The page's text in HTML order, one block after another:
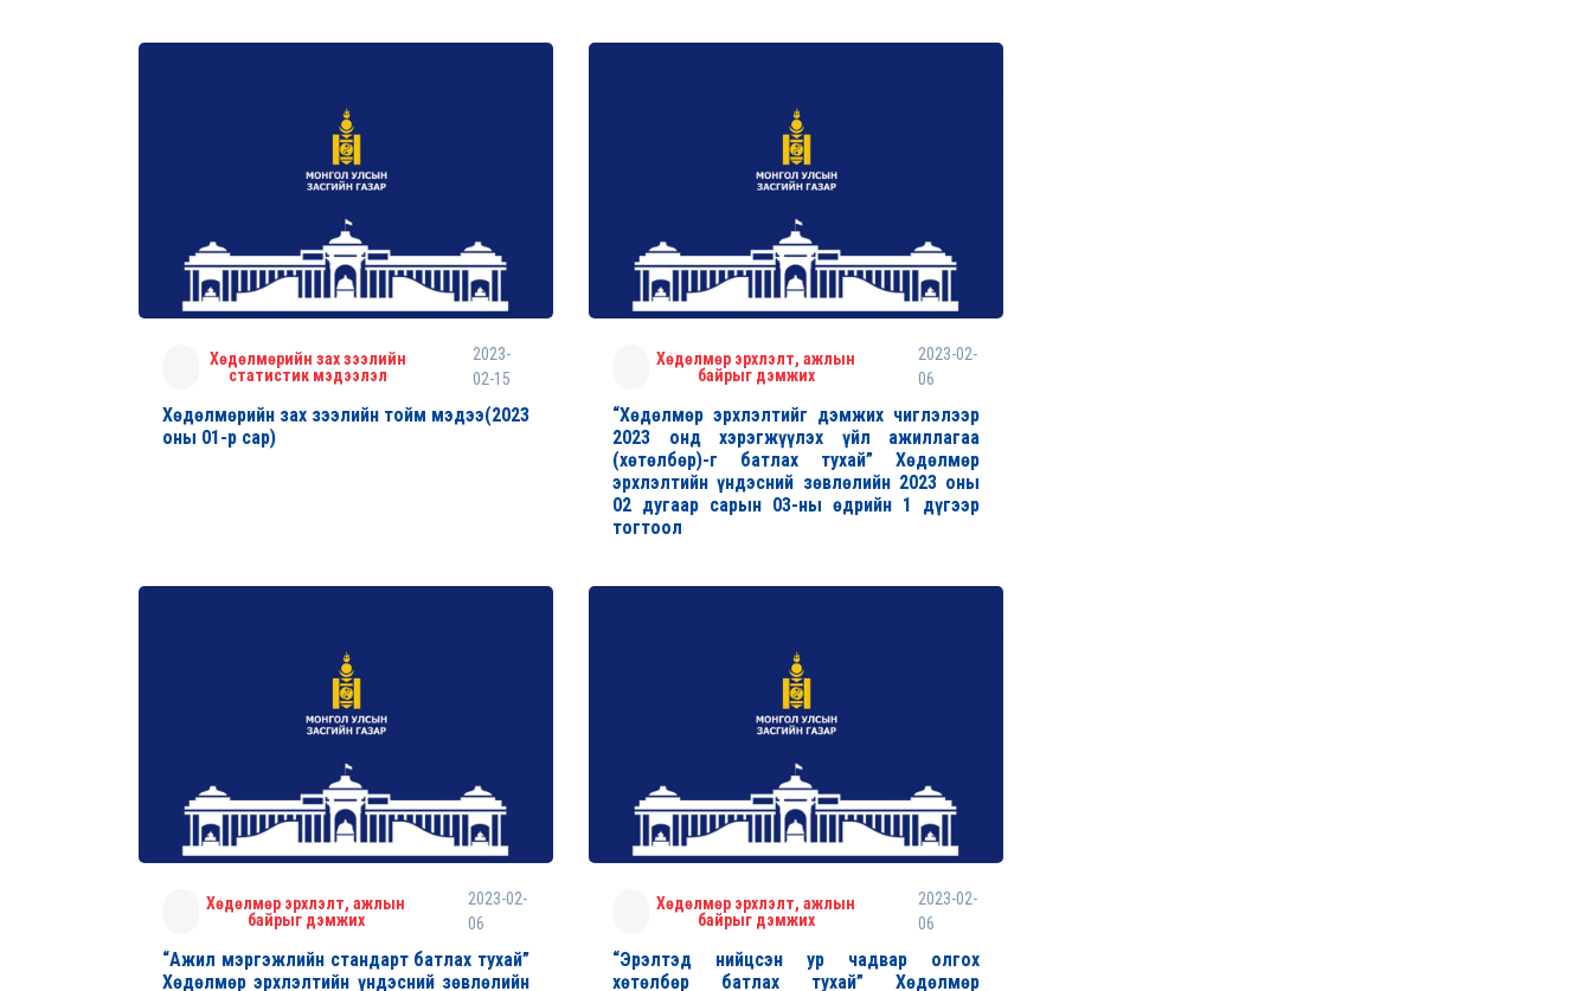
Хөдөлмөрийн зах зээлийн
статистик мэдээлэл
2023-
02-15
Хөдөлмөрийн зах зээлийн тойм мэдээ(2023
оны 01-р сар)
Хөдөлмөр эрхлэлт, ажлын
байрыг дэмжих
2023-02-
06
“Хөдөлмөр эрхлэлтийг дэмжих чиглэлээр
2023 онд хэрэгжүүлэх үйл ажиллагаа
(хөтөлбөр)-г батлах тухай” Хөдөлмөр
эрхлэлтийн үндэсний зөвлөлийн 2023 оны
02 дугаар сарын 03-ны өдрийн 1 дүгээр
тогтоол
Хөдөлмөр эрхлэлт, ажлын
байрыг дэмжих
2023-02-
06
“Ажил мэргэжлийн стандарт батлах тухай”
Хөдөлмөр эрхлэлтийн үндэсний зөвлөлийн
Хөдөлмөр эрхлэлт, ажлын
байрыг дэмжих
2023-02-
06
“Эрэлтэд нийцсэн ур чадвар олгох
хөтөлбөр батлах тухай” Хөдөлмөр